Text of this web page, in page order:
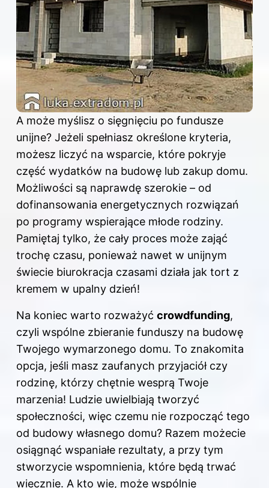
A może myślisz o sięgnięciu po fundusze
unijne? Jeżeli spełniasz określone kryteria,
możesz liczyć na wsparcie, które pokryje
część wydatków na budowę lub zakup domu.
Możliwości są naprawdę szerokie – od
dofinansowania energetycznych rozwiązań
po programy wspierające młode rodziny.
Pamiętaj tylko, że cały proces może zająć
trochę czasu, ponieważ nawet w unijnym
świecie biurokracja czasami działa jak tort z
kremem w upalny dzień!
Na koniec warto rozważyć crowdfunding,
czyli wspólne zbieranie funduszy na budowę
Twojego wymarzonego domu. To znakomita
opcja, jeśli masz zaufanych przyjaciół czy
rodzinę, którzy chętnie wesprą Twoje
marzenia! Ludzie uwielbiają tworzyć
społeczności, więc czemu nie rozpocząć tego
od budowy własnego domu? Razem możecie
osiągnąć wspaniałe rezultaty, a przy tym
stworzycie wspomnienia, które będą trwać
wiecznie. A kto wie, może wspólnie